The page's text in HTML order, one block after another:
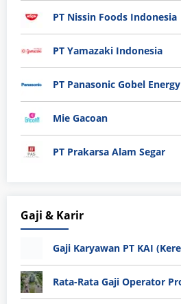
PT Nissin Foods Indonesia
PT Yamazaki Indonesia
PT Panasonic Gobel Energy
Mie Gacoan
PT Prakarsa Alam Segar
Gaji & Karir